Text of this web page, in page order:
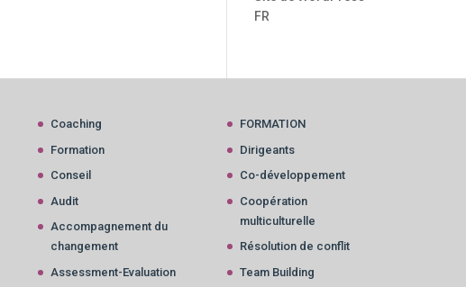
FR
Coaching
Formation
Conseil
Audit
Accompagnement du
changement
Assessment-Evaluation
FORMATION
Dirigeants
Co-développement
Coopération
multiculturelle
Résolution de conflit
Team Building